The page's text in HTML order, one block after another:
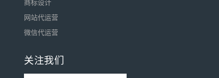
商标设计
网站代运营
微信代运营
关注我们